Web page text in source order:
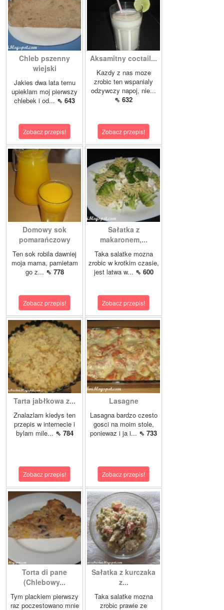
Chleb pszenny
wiejski
Jakies dwa lata temu
upieklam moj pierwszy
chlebek i od... ⇖ 643
Zobacz przepis!
Aksamitny coctail...
Kazdy z nas moze
zrobic ten wspanialy
odzywczy napoj, nie...
⇖ 632
Zobacz przepis!
Domowy sok
pomarańczowy
Ten sok robila dawniej
moja mama, pamietam
go z... ⇖ 778
Zobacz przepis!
Sałatka z
makaronem,...
Taka salatke mozna
zrobic w krotkim czasie,
jest latwa w... ⇖ 600
Zobacz przepis!
Tarta jabłkowa z...
Znalazlam kiedys ten
przepis w internecie i
bylam mile... ⇖ 784
Zobacz przepis!
Lasagne
Lasagna bardzo czesto
gosci na moim stole,
poniewaz i ja i... ⇖ 733
Zobacz przepis!
Torta di pane
(Chlebowy...
Tym plackiem pierwszy
raz poczestowano mnie
Sałatka z kurczaka
z...
Taka salatke mozna
zrobic prawie ze